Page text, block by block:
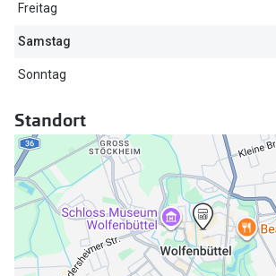
Brillentrends 2026
Glaspakete
Glasveredelungen
Brillenglas Typen
Transitions Gläser
Blaulichtfilter
Stellest®-Brillengläser
Freitag
Samstag
Sonntag
Standort